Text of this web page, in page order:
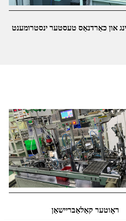
און כאַרדנאַס טעסטער ינסטרומענט
ראָוטער קאַלאַבריישאַן